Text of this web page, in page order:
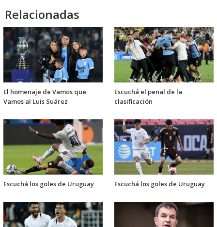
Relacionadas
El homenaje de Vamos que
Vamos al Luis Suárez
Escuchá el penal de la
clasificación
Escuchá los goles de Uruguay Escuchá los goles de Uruguay